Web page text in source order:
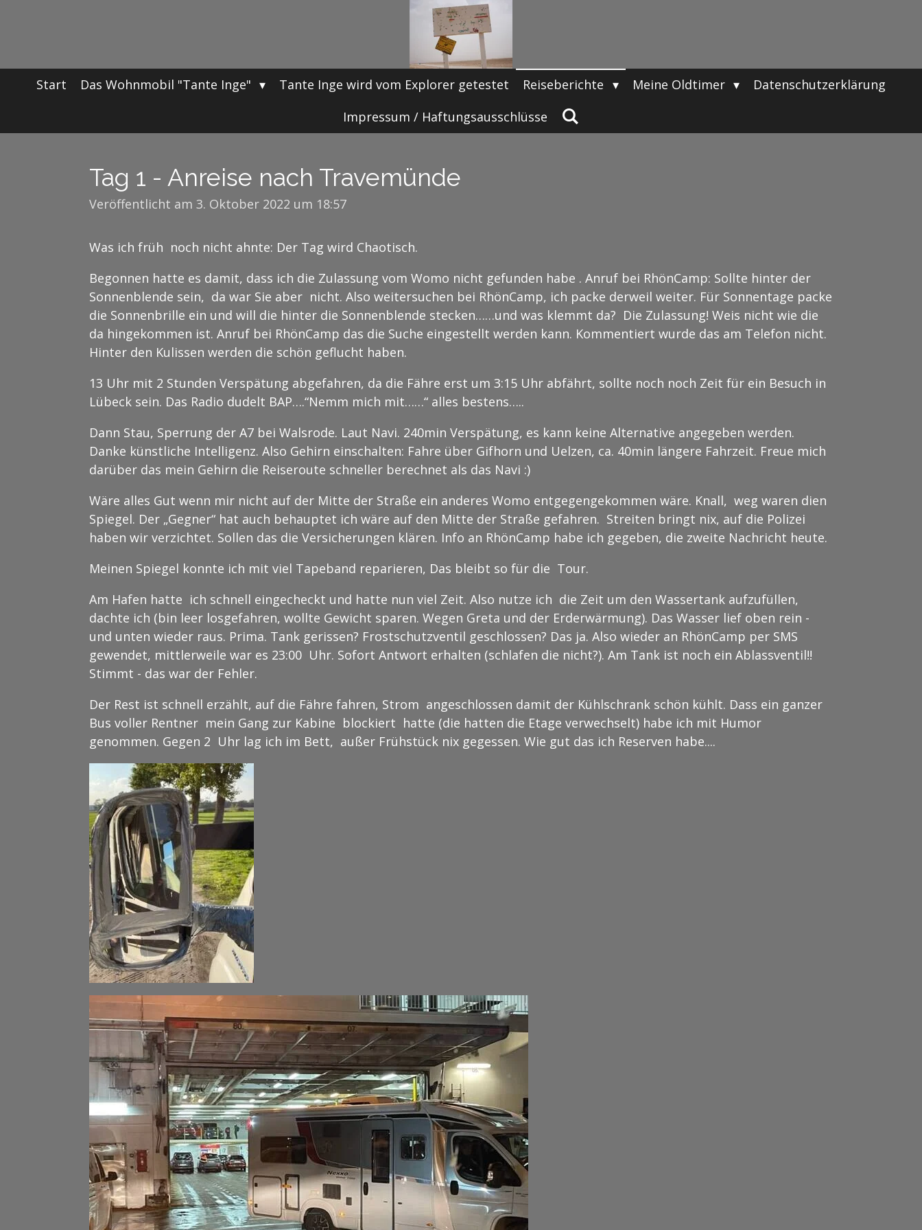
Start Das Wohnmobil "Tante Inge" Tante Inge wird vom Explorer getestet Reiseberichte Meine Oldtimer
Datenschutzerklärung
Impressum / Haftungsausschlüsse
Tag 1 - Anreise nach Travemünde
Veröffentlicht am 3. Oktober 2022 um 18:57
Was ich früh noch nicht ahnte: Der Tag wird Chaotisch.
Begonnen hatte es damit, dass ich die Zulassung vom Womo nicht gefunden habe . Anruf bei RhönCamp: Sollte hinter der
Sonnenblende sein, da war Sie aber nicht. Also weitersuchen bei RhönCamp, ich packe derweil weiter. Für Sonnentage packe
die Sonnenbrille ein und will die hinter die Sonnenblende stecken……und was klemmt da? Die Zulassung! Weis nicht wie die
da hingekommen ist. Anruf bei RhönCamp das die Suche eingestellt werden kann. Kommentiert wurde das am Telefon nicht.
Hinter den Kulissen werden die schön geflucht haben.
13 Uhr mit 2 Stunden Verspätung abgefahren, da die Fähre erst um 3:15 Uhr abfährt, sollte noch noch Zeit für ein Besuch in
Lübeck sein. Das Radio dudelt BAP….“Nemm mich mit……“ alles bestens…..
Dann Stau, Sperrung der A7 bei Walsrode. Laut Navi. 240min Verspätung, es kann keine Alternative angegeben werden.
Danke künstliche Intelligenz. Also Gehirn einschalten: Fahre über Gifhorn und Uelzen, ca. 40min längere Fahrzeit. Freue mich
darüber das mein Gehirn die Reiseroute schneller berechnet als das Navi :)
Wäre alles Gut wenn mir nicht auf der Mitte der Straße ein anderes Womo entgegengekommen wäre. Knall, weg waren dien
Spiegel. Der „Gegner“ hat auch behauptet ich wäre auf den Mitte der Straße gefahren. Streiten bringt nix, auf die Polizei
haben wir verzichtet. Sollen das die Versicherungen klären. Info an RhönCamp habe ich gegeben, die zweite Nachricht heute.
Meinen Spiegel konnte ich mit viel Tapeband reparieren, Das bleibt so für die Tour.
Am Hafen hatte ich schnell eingecheckt und hatte nun viel Zeit. Also nutze ich die Zeit um den Wassertank aufzufüllen,
dachte ich (bin leer losgefahren, wollte Gewicht sparen. Wegen Greta und der Erderwärmung). Das Wasser lief oben rein -
und unten wieder raus. Prima. Tank gerissen? Frostschutzventil geschlossen? Das ja. Also wieder an RhönCamp per SMS
gewendet, mittlerweile war es 23:00 Uhr. Sofort Antwort erhalten (schlafen die nicht?). Am Tank ist noch ein Ablassventil!!
Stimmt - das war der Fehler.
Der Rest ist schnell erzählt, auf die Fähre fahren, Strom angeschlossen damit der Kühlschrank schön kühlt. Dass ein ganzer
Bus voller Rentner mein Gang zur Kabine blockiert hatte (die hatten die Etage verwechselt) habe ich mit Humor
genommen. Gegen 2 Uhr lag ich im Bett, außer Frühstück nix gegessen. Wie gut das ich Reserven habe....